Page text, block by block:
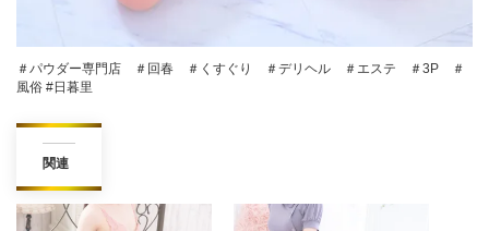
＃パウダー専門店 ＃回春 ＃くすぐり ＃デリヘル ＃エステ ＃3P ＃
風俗 #日暮里
関連